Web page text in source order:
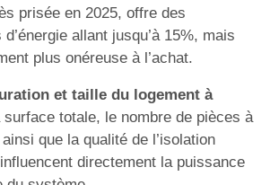
prisée en 2025, offre des
allant jusqu’à 15%, mais
plus onéreuse à l’achat.
et taille du logement à
surface totale, le nombre de pièces à
que la qualité de l’isolation
directement la puissance